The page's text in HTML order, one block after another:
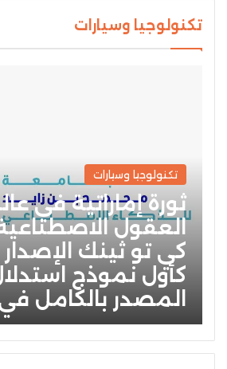
تكنولوجيا وسيارات
تكنولوجيا وسيارات
ثورة إماراتية في
العقول
كي تو ثينك الإصدار
كأول نموذج
المصدر بالكامل